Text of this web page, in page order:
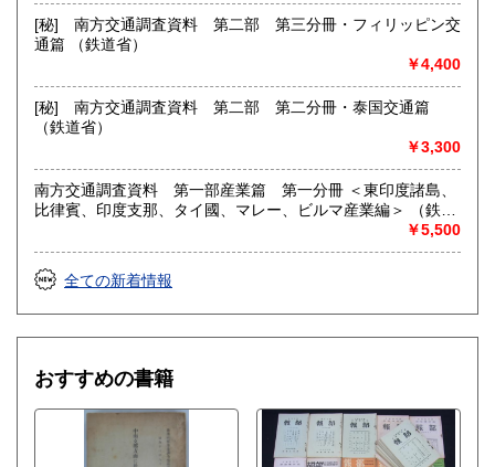
最寄駅：茗荷谷駅徒歩10分・千石駅徒歩15分 ●健康上の都
合によりお客様のご招待を休止いたしております。恐縮です
が突然のご訪問はご遠慮願います。また、一般書の取り扱い
営業時間：●健康上の都合によりお客様のご招待を休止いたし
ております。恐縮ですが突然のご訪問はご遠慮願います。ま
た、一般書の取り扱いはございません。
書籍の買取について
●古書・古資料の買取りも行っております。お申し付け下さ
●大変恐縮ですが、健康上の都合により出張買取を休止いたし
ております。宅急便による買取は引き続き行っておりますの
社会科学、自然科学、美術工芸、近代文献
■建築土木史と都市史料■ 【建築史 土木史 都市計画史
災害史 都市史 交通史 郷土史 旧植民地 産業史 博覧
[秘] 南方交通調査資料 第二部 第三分冊・フィリッピン交
通篇 （鉄道省）
￥4,400
[秘] 南方交通調査資料 第二部 第二分冊・泰国交通篇
（鉄道省）
￥3,300
南方交通調査資料 第一部産業篇 第一分冊 ＜東印度諸島、
比律賓、印度支那、タイ國、マレー、ビルマ産業編＞ （鉄道
￥5,500
全ての新着情報
おすすめの書籍